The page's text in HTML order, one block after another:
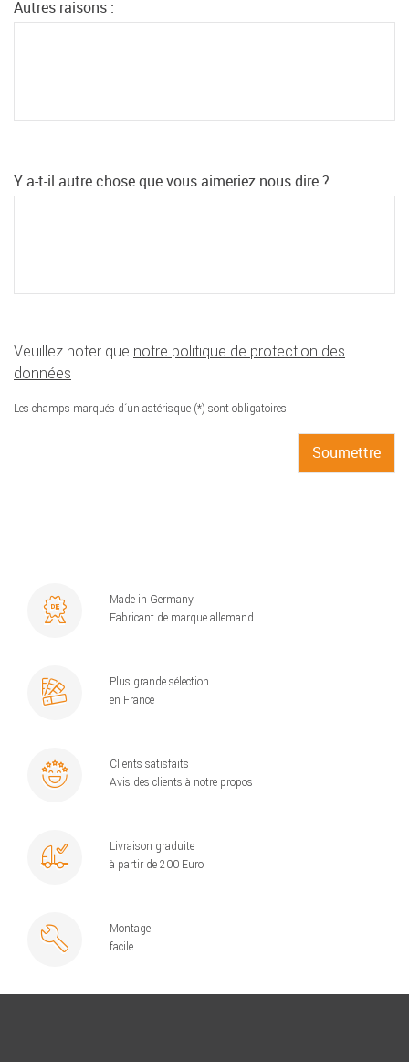
Autres raisons :
Y a-t-il autre chose que vous aimeriez nous dire ?
Veuillez noter que notre politique de protection des
données
Les champs marqués d´un astérisque (*) sont obligatoires
Made in Germany
Fabricant de marque allemand
Plus grande sélection
en France
Clients satisfaits
Avis des clients à notre propos
Livraison graduite
à partir de 200 Euro
Montage
facile